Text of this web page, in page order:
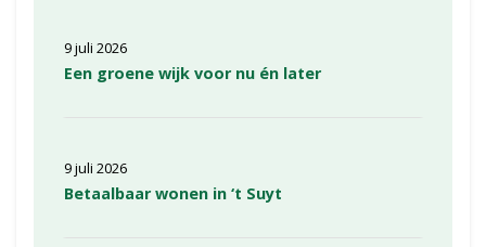
Een groene wijk voor nu én later
9 juli 2026
Betaalbaar wonen in ‘t Suyt
9 juli 2026